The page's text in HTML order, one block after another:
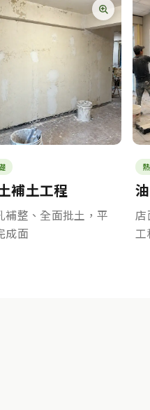
補土工程
補整、全面批土，平
成面
店
工